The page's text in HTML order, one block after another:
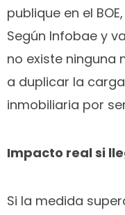
publique en el
Según Infobae y
no existe ninguna
a duplicar la
inmobiliaria por
Impacto real si
Si la medida